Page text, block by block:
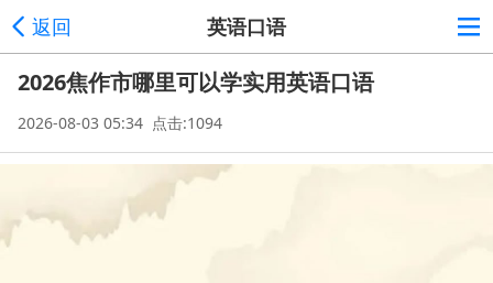
返回 英语口语
2026焦作市哪里可以学实用英语口语
2026-08-03 05:34 点击:1094